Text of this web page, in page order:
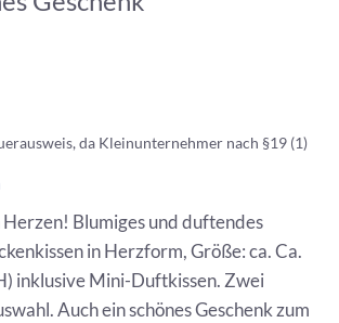
da Kleinunternehmer nach §19 (1)
Herzen! Blumiges und duftendes
in Herzform, Größe: ca. Ca.
inklusive Mini-Duftkissen. Zwei
Auch ein schönes Geschenk zum